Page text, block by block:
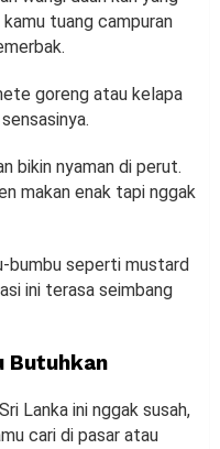
tuang campuran
goreng atau kelapa
bikin nyaman di perut.
makan enak tapi nggak
bumbu seperti mustard
ini terasa seimbang
Butuhkan
Lanka ini nggak susah,
cari di pasar atau